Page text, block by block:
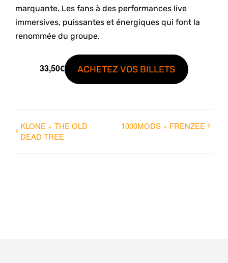
marquante. Les fans à des performances live
immersives, puissantes et énergiques qui font la
renommée du groupe.
33,50€ ACHETEZ VOS BILLETS
KLONE + THE OLD
DEAD TREE
1000MODS + FRENZEE